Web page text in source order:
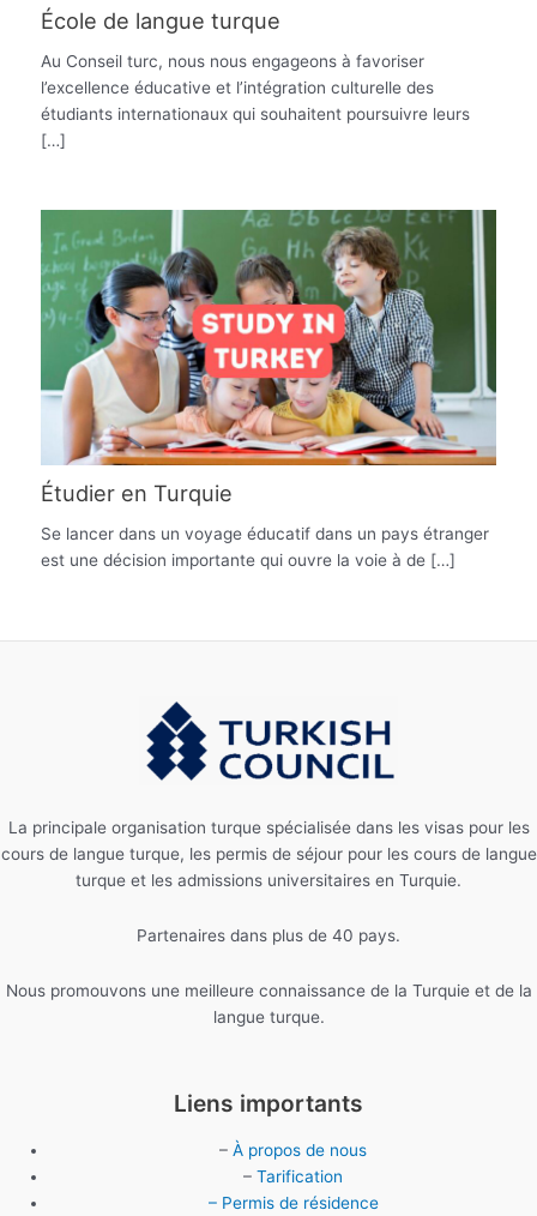
École de langue turque
Au Conseil turc, nous nous engageons à favoriser
l’excellence éducative et l’intégration culturelle des
étudiants internationaux qui souhaitent poursuivre leurs
[…]
Étudier en Turquie
Se lancer dans un voyage éducatif dans un pays étranger
est une décision importante qui ouvre la voie à de […]
La principale organisation turque spécialisée dans les visas pour les
cours de langue turque, les permis de séjour pour les cours de langue
turque et les admissions universitaires en Turquie.
Partenaires dans plus de 40 pays.
Nous promouvons une meilleure connaissance de la Turquie et de la
langue turque.
Liens importants
–À propos de nous
–Tarification
– Permis de résidence